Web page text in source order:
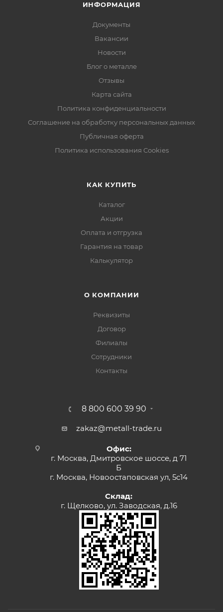
ИНФОРМАЦИЯ
Документы
Вакансии
Новости
Блог о металле
Отзывы
Карта сайта
Политика конфиденциальности
Соглашение на обработку персональных данных
Публичная оферта
Политика использования Cookies
КАК КУПИТЬ
Каталог
Акции
Оплата и отгрузка
Гарантия на товар
Калькулятор
О КОМПАНИИ
Реквизиты
Договор
Филиалы
Сотрудники
Контакты
8 800 600 39 90
zakaz@metall-trade.ru
Офис:
г. Москва, Дмитровское шоссе, д 71
Б
г. Москва, Новоостаповская ул, 5с14
Склад:
г. Щелково, ул. Заводская, д.16